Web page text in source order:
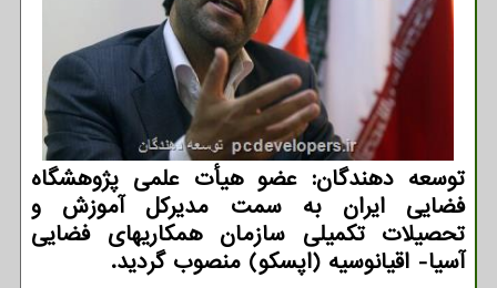
توسعه دهندگان: عضو هیأت علمی پژوهشگاه
فضایی ایران به سمت مدیرکل آموزش و
تحصیلات تکمیلی سازمان همکاریهای فضایی
آسیا- اقیانوسیه (اپسکو) منصوب گردید.